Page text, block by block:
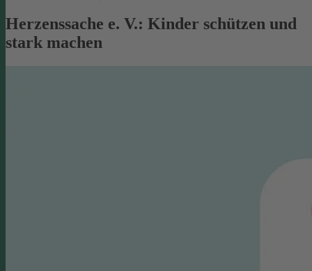
Herzenssache e. V.: Kinder schützen und
stark machen